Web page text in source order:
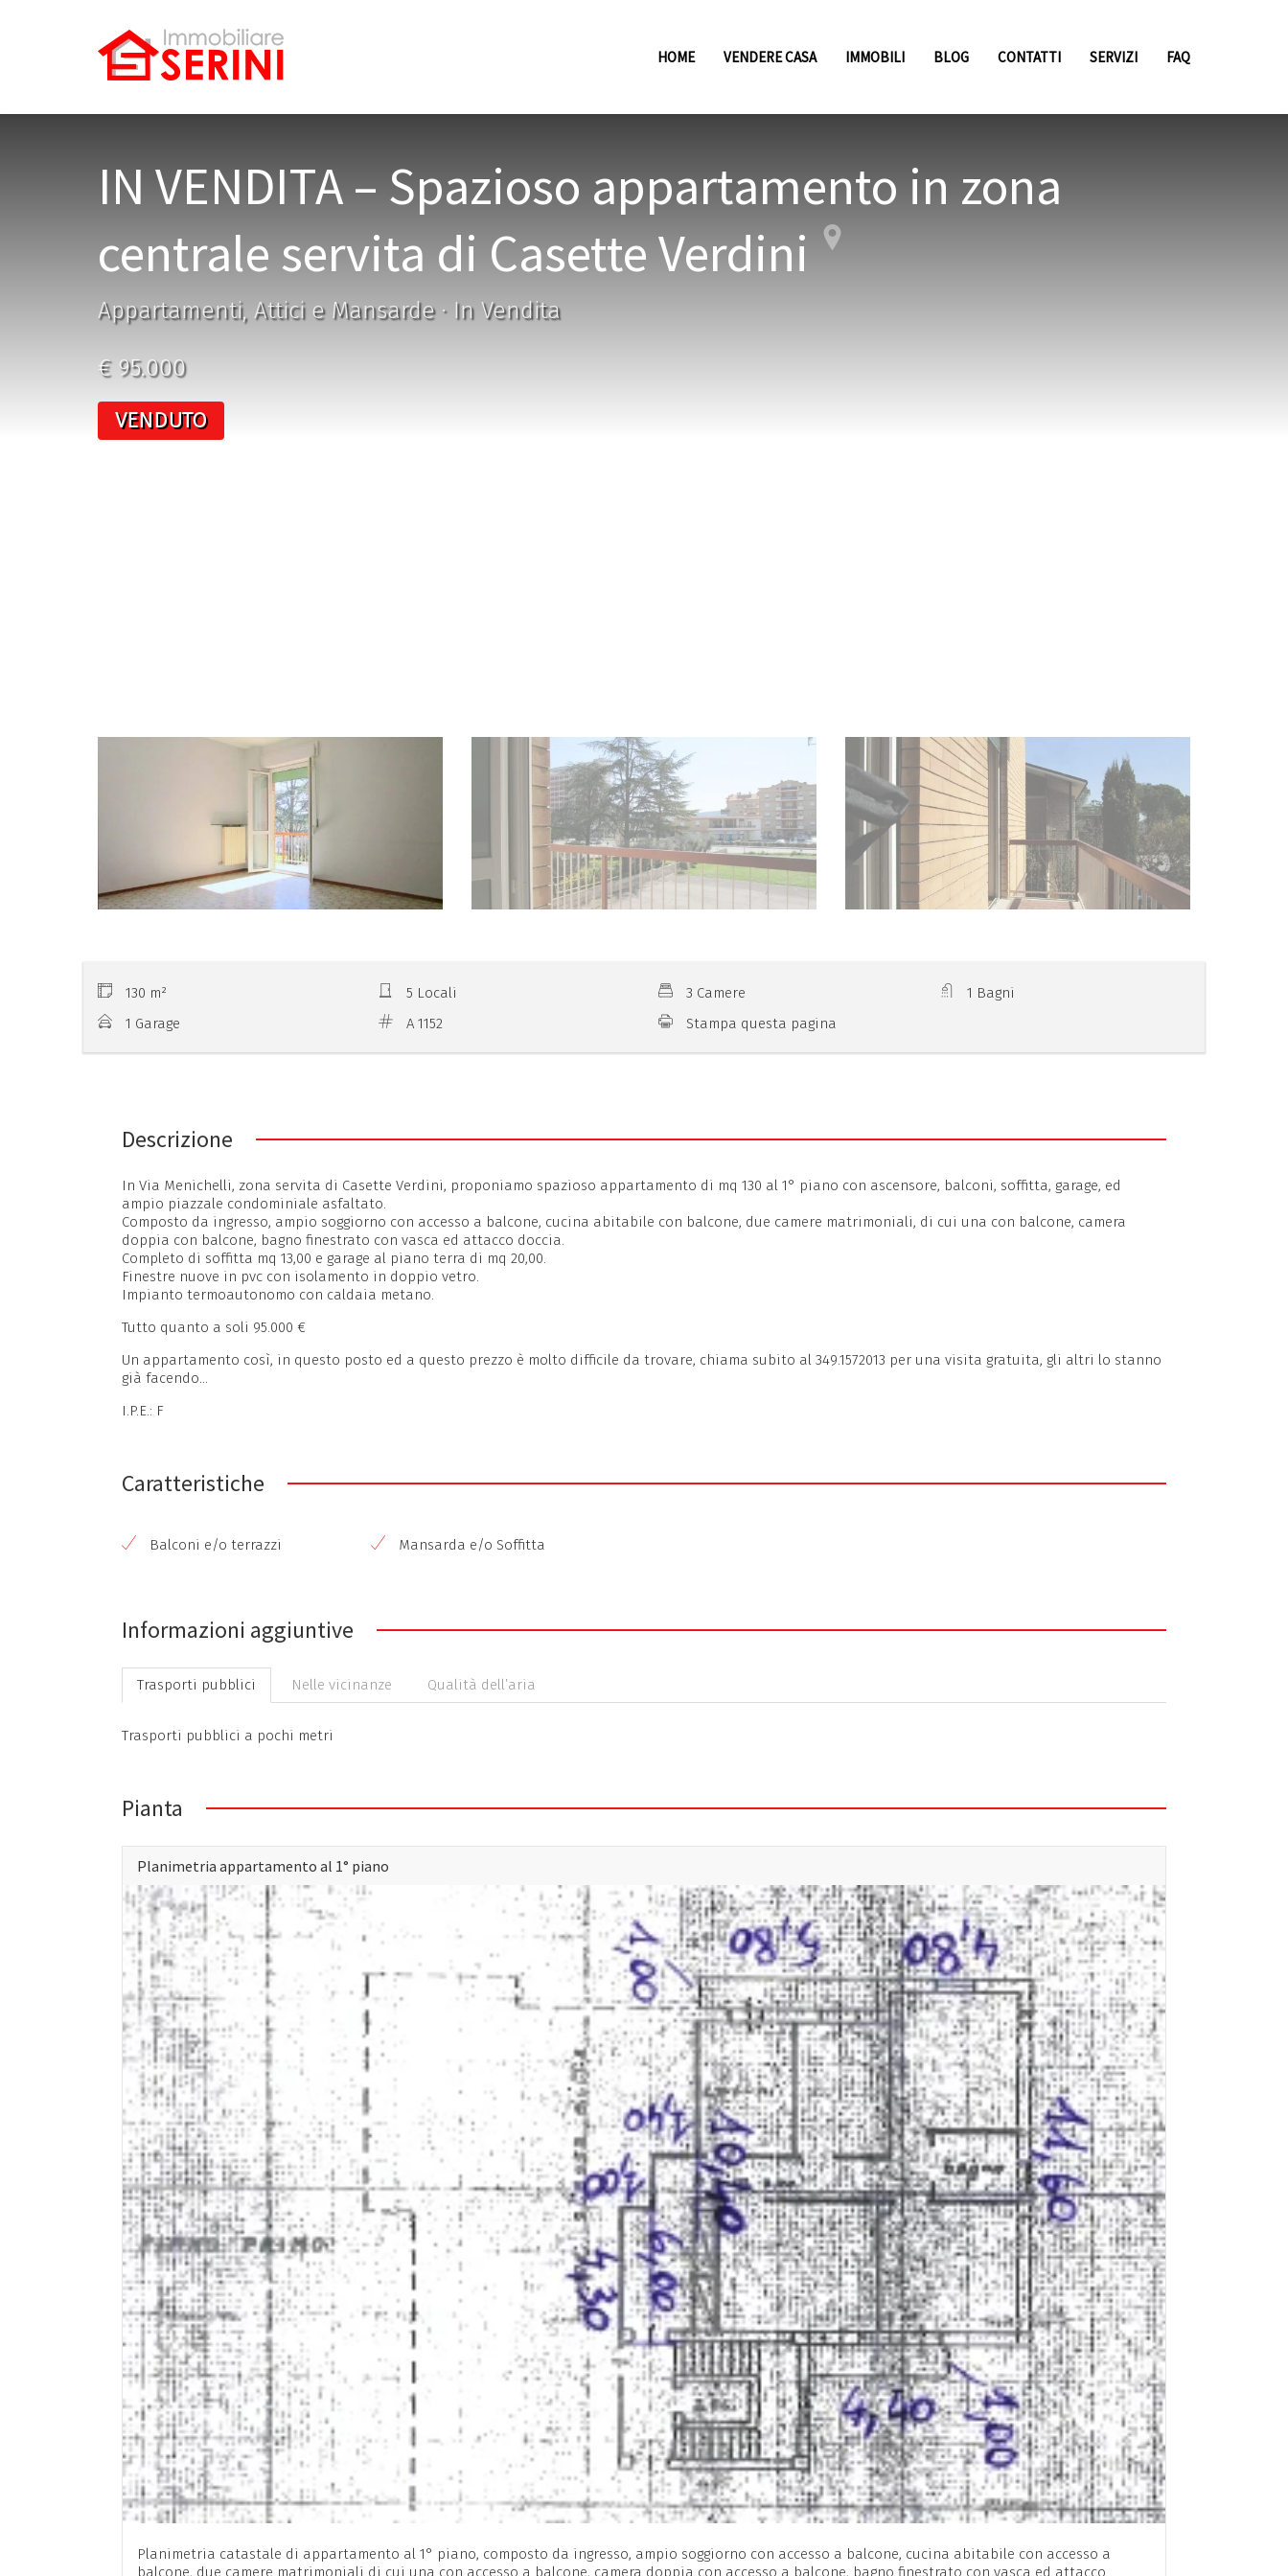
HOME VENDERE CASA IMMOBILI BLOG CONTATTI SERVIZI FAQ
IN VENDITA – Spazioso appartamento in zona
centrale servita di Casette Verdini
Appartamenti, Attici e Mansarde · In Vendita
€ 95.000
VENDUTO
130 m² 5 Locali 3 Camere
1 Bagni
1 Garage
A 1152 Stampa questa pagina
Descrizione
In Via Menichelli, zona servita di Casette Verdini, proponiamo spazioso appartamento di mq 130 al 1° piano con ascensore, balconi, soffitta, garage, ed
ampio piazzale condominiale asfaltato.
Composto da ingresso, ampio soggiorno con accesso a balcone, cucina abitabile con balcone, due camere matrimoniali, di cui una con balcone, camera
doppia con balcone, bagno finestrato con vasca ed attacco doccia.
Completo di soffitta mq 13,00 e garage al piano terra di mq 20,00.
Finestre nuove in pvc con isolamento in doppio vetro.
Impianto termoautonomo con caldaia metano.
Tutto quanto a soli 95.000 €
Un appartamento così, in questo posto ed a questo prezzo è molto difficile da trovare, chiama subito al 349.1572013 per una visita gratuita, gli altri lo stanno
già facendo…
I.P.E.: F
Caratteristiche
Balconi e/o terrazzi Mansarda e/o Soffitta
Informazioni aggiuntive
Trasporti pubblici Nelle vicinanze Qualità dell’aria
Trasporti pubblici a pochi metri
Pianta
Planimetria appartamento al 1° piano
Planimetria catastale di appartamento al 1° piano, composto da ingresso, ampio soggiorno con accesso a balcone, cucina abitabile con accesso a
balcone, due camere matrimoniali di cui una con accesso a balcone, camera doppia con accesso a balcone, bagno finestrato con vasca ed attacco